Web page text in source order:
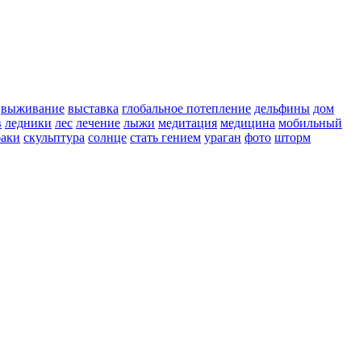
выживание выставка глобальное потепление дельфины дом
ледники лес лечение лыжи медитация медицина мобильный
скульптура солнце стать гением ураган фото шторм